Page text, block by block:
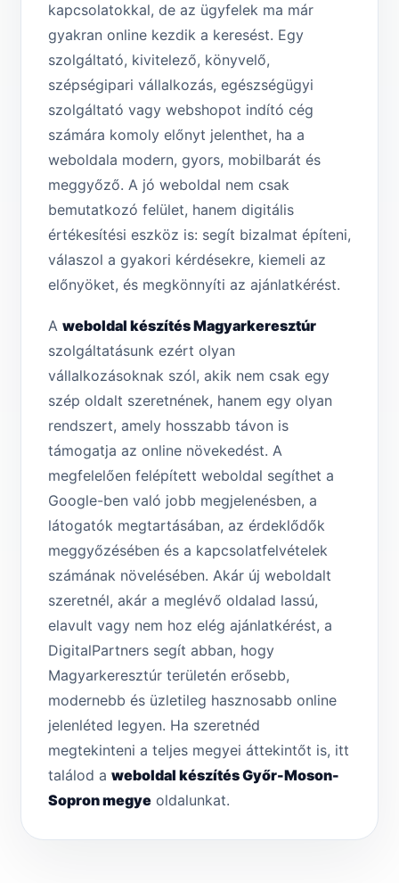
kapcsolatokkal, de az ügyfelek ma már
gyakran online kezdik a keresést. Egy
szolgáltató, kivitelező, könyvelő,
szépségipari vállalkozás, egészségügyi
szolgáltató vagy webshopot indító cég
számára komoly előnyt jelenthet, ha a
weboldala modern, gyors, mobilbarát és
meggyőző. A jó weboldal nem csak
bemutatkozó felület, hanem digitális
értékesítési eszköz is: segít bizalmat építeni,
válaszol a gyakori kérdésekre, kiemeli az
előnyöket, és megkönnyíti az ajánlatkérést.
A weboldal készítés Magyarkeresztúr
szolgáltatásunk ezért olyan
vállalkozásoknak szól, akik nem csak egy
szép oldalt szeretnének, hanem egy olyan
rendszert, amely hosszabb távon is
támogatja az online növekedést. A
megfelelően felépített weboldal segíthet a
Google-ben való jobb megjelenésben, a
látogatók megtartásában, az érdeklődők
meggyőzésében és a kapcsolatfelvételek
számának növelésében. Akár új weboldalt
szeretnél, akár a meglévő oldalad lassú,
elavult vagy nem hoz elég ajánlatkérést, a
DigitalPartners segít abban, hogy
Magyarkeresztúr területén erősebb,
modernebb és üzletileg hasznosabb online
jelenléted legyen. Ha szeretnéd
megtekinteni a teljes megyei áttekintőt is, itt
találod a weboldal készítés Győr-Moson-
Sopron megye oldalunkat.